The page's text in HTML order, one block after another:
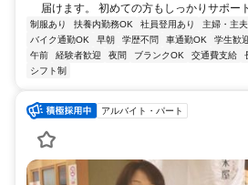
「名谷JCT」から車で約2～3分です。
届けます。 初めての方もしっかりサポー
制服あり 扶養内勤務OK 社員登用あり 主婦・主
バイク通勤OK
早朝 学歴不問 車通勤OK 学生歓
午前
経験者歓迎 夜間 ブランクOK 交通費支給
シフト制
アルバイト・パート